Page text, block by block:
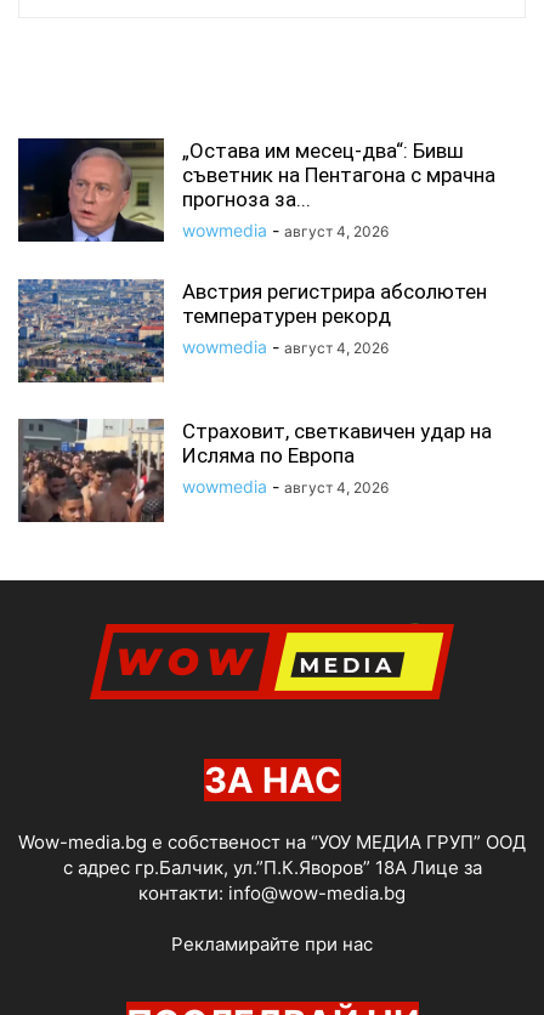
„Остава им месец-два“: Бивш
съветник на Пентагона с мрачна
прогноза за...
wowmedia - август 4, 2026
Австрия регистрира абсолютен
температурен рекорд
wowmedia - август 4, 2026
Страховит, светкавичен удар на
Исляма по Европа
wowmedia - август 4, 2026
ЗА НАС
Wow-media.bg е собственост на “УОУ МЕДИА ГРУП” ООД
с адрес гр.Балчик, ул.”П.К.Яворов” 18А Лице за
контакти: info@wow-media.bg
Рекламирайте при нас